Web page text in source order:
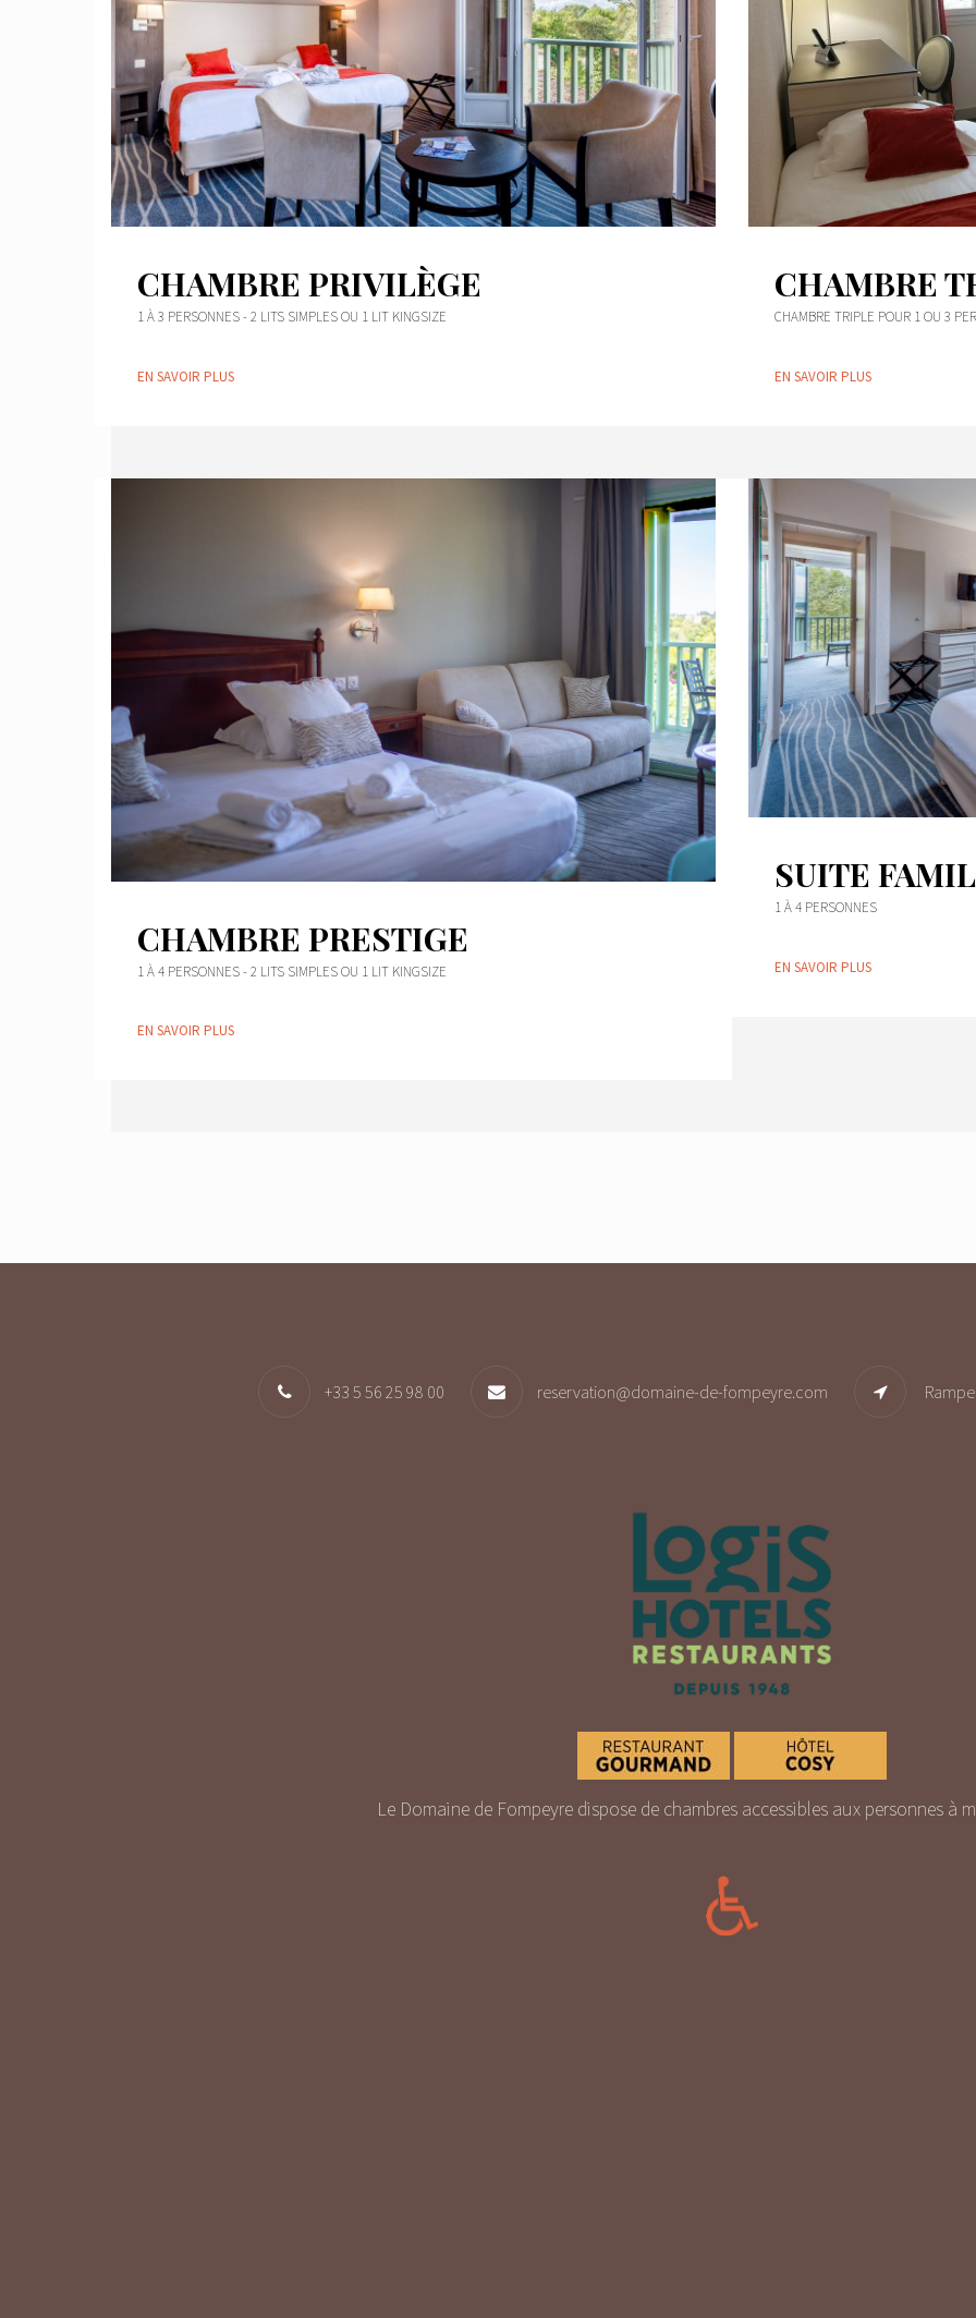
CHAMBRE PRIVILÈGE
1 À 3 PERSONNES - 2 LITS SIMPLES OU 1 LIT KINGSIZE
EN SAVOIR PLUS
CHAMBRE
CHAMBRE TRIPLE POUR 1 OU 3
EN SAVOIR PLUS
CHAMBRE PRESTIGE
1 À 4 PERSONNES - 2 LITS SIMPLES OU 1 LIT KINGSIZE
EN SAVOIR PLUS
SUITE
1 À 4 PERSONNES
EN SAVOIR PLUS
+33 5 56 25 98 00 reservation@domaine-de-fompeyre.com
Le Domaine de Fompeyre dispose de chambres accessibles aux personnes à